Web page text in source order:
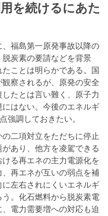
を続けるにあた
福島第一原発事故以降の
炭素の要請などを背景
ことは明らかである。国
察されるが、原発の安全
たとは言い難く、原子力
はない。今後のエネルギ
強調しておきたい。
二項対立をただちに停止
あり、他方を凌駕できる
る再エネの主力電源化を
再エネが互いの弱点を補
左右されにくいエネルギ
。化石燃料から脱炭素電
電力需要増への対応も迫